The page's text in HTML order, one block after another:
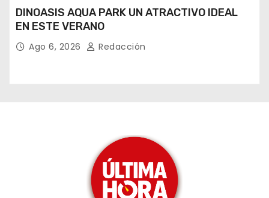
DINOASIS AQUA PARK UN ATRACTIVO IDEAL
EN ESTE VERANO
Ago 6, 2026 Redacción